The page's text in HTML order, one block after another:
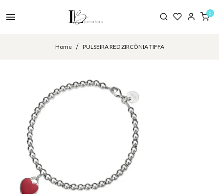
0
Home PULSEIRA RED ZIRCÔNIA TIFFA